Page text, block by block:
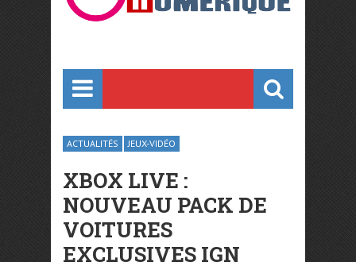
ACTUALITÉS JEUX-VIDÉO
XBOX LIVE :
NOUVEAU PACK DE
VOITURES
EXCLUSIVES IGN